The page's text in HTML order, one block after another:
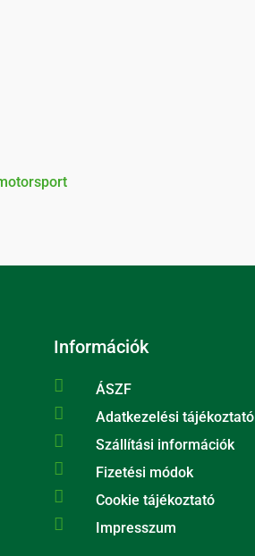
Információk
 ÁSZF
 Adatkezelési tájékoztató
 Szállítási információk
 Fizetési módok
 Cookie tájékoztató
 Impresszum